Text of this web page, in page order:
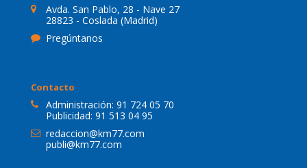
Avda. San Pablo, 28 - Nave 27
28823 - Coslada (Madrid)
Pregúntanos
Contacto
Administración: 91 724 05 70
Publicidad: 91 513 04 95
redaccion@km77.com
publi@km77.com